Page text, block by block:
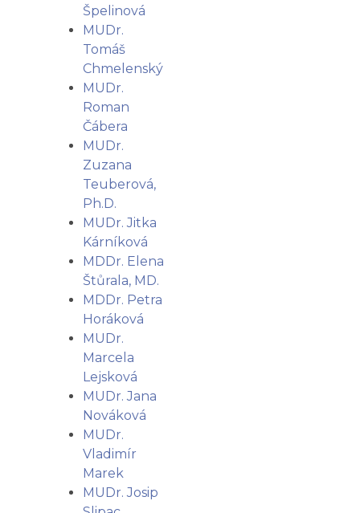
Špelinová
MUDr.
Tomáš
Chmelenský
MUDr.
Roman
Čábera
MUDr.
Zuzana
Teuberová,
Ph.D.
MUDr. Jitka
Kárníková
MDDr. Elena
Štůrala, MD.
MDDr. Petra
Horáková
MUDr.
Marcela
Lejsková
MUDr. Jana
Nováková
MUDr.
Vladimír
Marek
MUDr. Josip